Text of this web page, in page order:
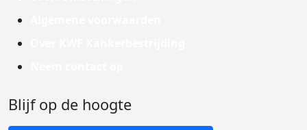
Blijf op de hoogte